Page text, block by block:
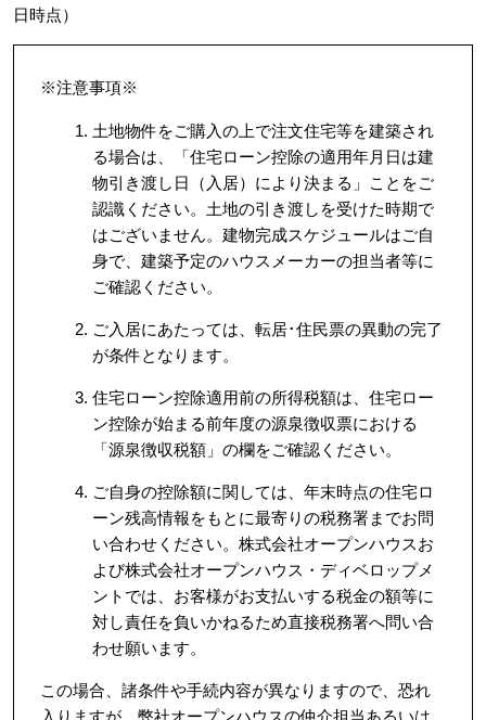
日時点）
※注意事項※
土地物件をご購入の上で注文住宅等を建築され
る場合は、「住宅ローン控除の適用年月日は建
物引き渡し日（入居）により決まる」ことをご
認識ください。土地の引き渡しを受けた時期で
はございません。建物完成スケジュールはご自
身で、建築予定のハウスメーカーの担当者等に
ご確認ください。
ご入居にあたっては、転居･住民票の異動の完了
が条件となります。
住宅ローン控除適用前の所得税額は、住宅ロー
ン控除が始まる前年度の源泉徴収票における
「源泉徴収税額」の欄をご確認ください。
ご自身の控除額に関しては、年末時点の住宅ロ
ーン残高情報をもとに最寄りの税務署までお問
い合わせください。株式会社オープンハウスお
よび株式会社オープンハウス・ディベロップメ
ントでは、お客様がお支払いする税金の額等に
対し責任を負いかねるため直接税務署へ問い合
わせ願います。
この場合、諸条件や手続内容が異なりますので、恐れ
入りますが、弊社オープンハウスの仲介担当あるいは